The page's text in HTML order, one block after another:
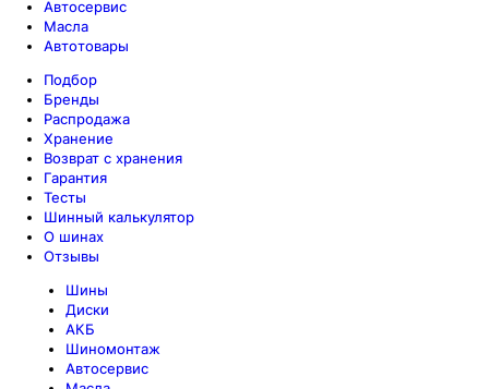
Автосервис
Масла
Автотовары
Подбор
Бренды
Распродажа
Хранение
Возврат с хранения
Гарантия
Тесты
Шинный калькулятор
О шинах
Отзывы
Шины
Диски
АКБ
Шиномонтаж
Автосервис